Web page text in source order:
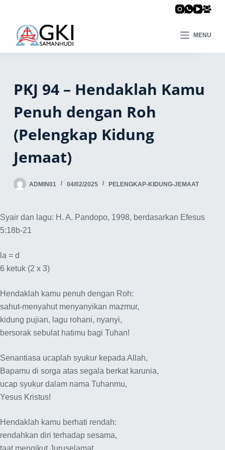
MENU
PKJ 94 – Hendaklah Kamu
Penuh dengan Roh
(Pelengkap Kidung
Jemaat)
ADMIN01 04/02/2025 PELENGKAP-KIDUNG-JEMAAT
Syair dan lagu: H. A. Pandopo, 1998, berdasarkan Efesus
5:18b-21
la = d
6 ketuk (2 x 3)
Hendaklah kamu penuh dengan Roh:
sahut-menyahut menyanyikan mazmur,
kidung pujian, lagu rohani, nyanyi,
bersorak sebulat hatimu bagi Tuhan!
Senantiasa ucaplah syukur kepada Allah,
Bapamu di sorga atas segala berkat karunia,
ucap syukur dalam nama Tuhanmu,
Yesus Kristus!
Hendaklah kamu berhati rendah:
rendahkan diri terhadap sesama,
taat mengikut Juruselamat,